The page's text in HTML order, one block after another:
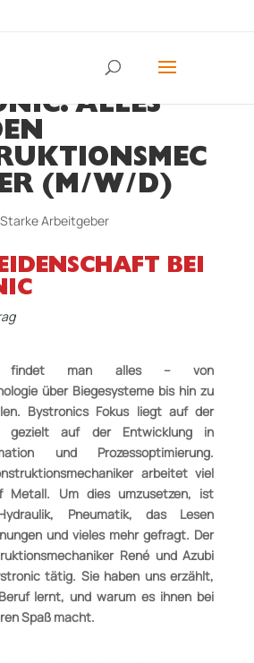
ALLES
(M/W/D)
Starke Arbeitgeber
BEI
findet man alles – von
über Biegesysteme bis hin zu
Bystronics Fokus liegt auf der
gezielt auf der Entwicklung in
und Prozessoptimierung.
arbeitet viel
Metall. Um dies umzusetzen, ist
Pneumatik, das Lesen
und vieles mehr gefragt. Der
René und Azubi
tätig. Sie haben uns erzählt,
lernt, und warumes ihnen bei
Spaß macht.